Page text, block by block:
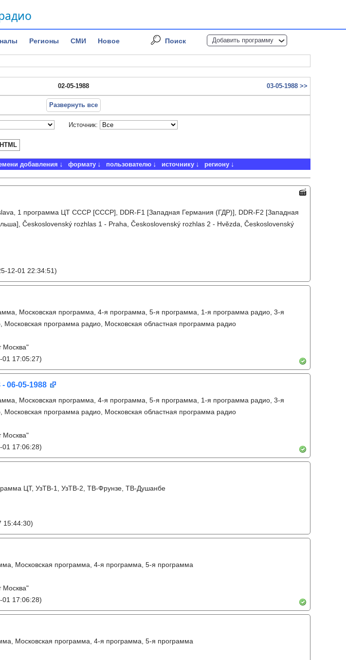
Регионы СМИ Новое Поиск Добавить программу
02-05-1988 03-05-1988 >>
Развернуть все
Источник:
HTML
добавления формату пользователю источнику региону
1 программа ЦТ СССР [СССР], DDR-F1 [Западная Германия (ГДР)], DDR-F2 [Западная
Československý rozhlas 1 - Praha, Československý rozhlas 2 - Hvězda, Československý
12-01 22:34:51)
Московская программа, 4-я программа, 5-я программа, 1-я программа радио, 3-я
программа радио, Московская областная программа радио
Москва"
01 17:05:27)
- 06-05-1988
Московская программа, 4-я программа, 5-я программа, 1-я программа радио, 3-я
программа радио, Московская областная программа радио
Москва"
01 17:06:28)
ЦТ, УзТВ-1, УзТВ-2, ТВ-Фрунзе, ТВ-Душанбе
15:44:30)
Московская программа, 4-я программа, 5-я программа
Москва"
01 17:06:28)
Московская программа, 4-я программа, 5-я программа